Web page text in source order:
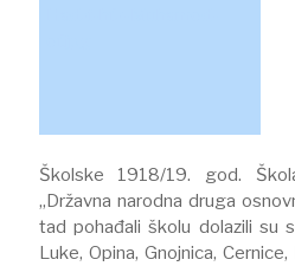
Školske 1918/19. god.
„Državna narodna druga
tad pohađali školu dolazili su
Luke, Opina, Gnojnica,